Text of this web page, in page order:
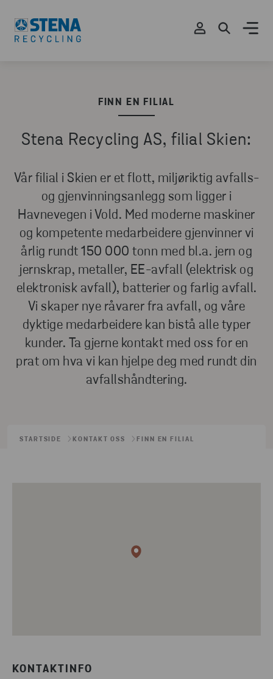
FINN EN FILIAL
Stena Recycling AS, filial Skien:
Vår filial i Skien er et flott, miljøriktig avfalls-
og gjenvinningsanlegg som ligger i
Havnevegen i Vold. Med moderne maskiner
og kompetente medarbeidere gjenvinner vi
årlig rundt 150 000 tonn med bl.a. jern og
jernskrap, metaller, EE-avfall (elektrisk og
elektronisk avfall), batterier og farlig avfall.
Vi skaper nye råvarer fra avfall, og våre
dyktige medarbeidere kan bistå alle typer
kunder. Ta gjerne kontakt med oss for en
prat om hva vi kan hjelpe deg med rundt din
avfallshåndtering.
STARTSIDE KONTAKT OSS FINN EN FILIAL
KONTAKTINFO